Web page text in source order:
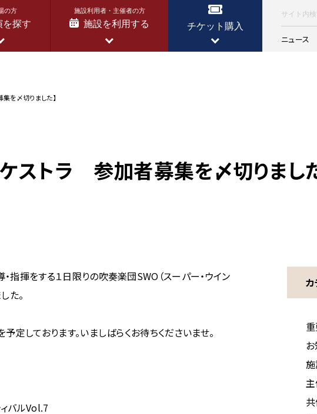
の方
を探す
施設利用者・主催者の方
施設を利用する チケット購入
ニュース
を〆切りました】
ケストラ 参加者募集を〆切りまし
揮をする１日限りの吹奏楽団SWO（スーパー・ウイン
た。
しております。いましばらくお待ちくださいませ。
バルVol.7
カ